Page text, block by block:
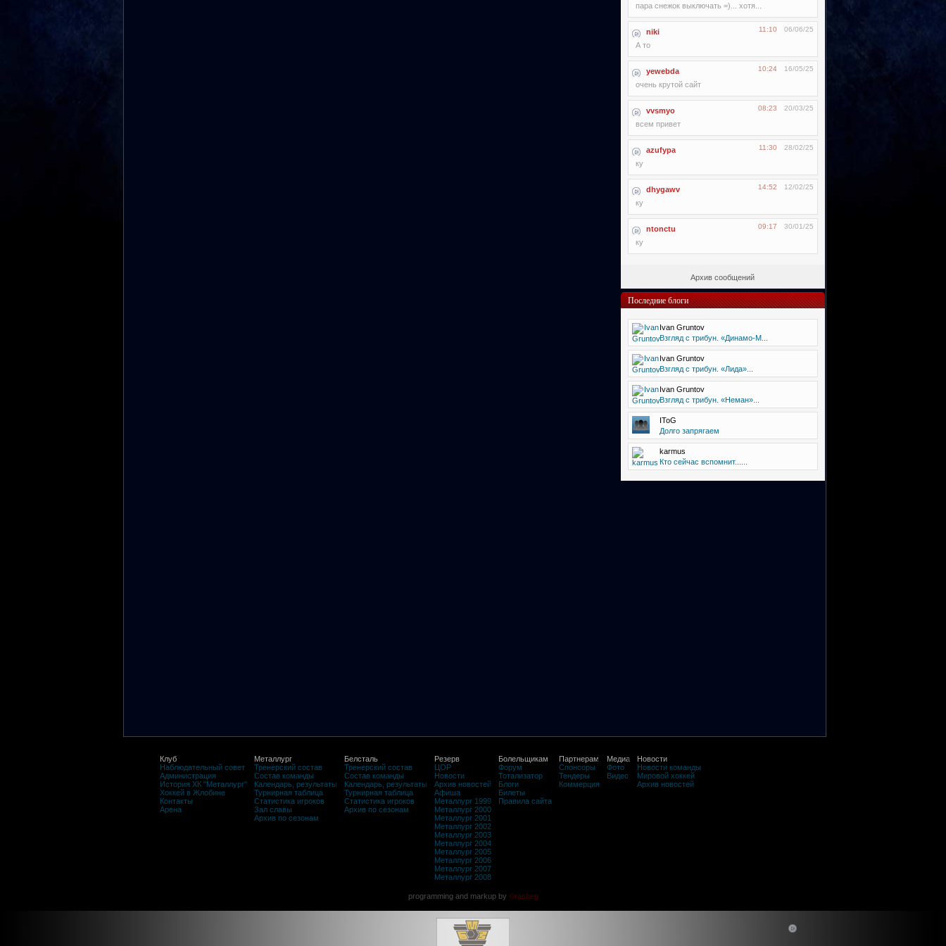
пара снежок выключать =)... хотя...
niki 06/06/25
11:10
А то
yewebda 16/05/25
10:24
очень крутой сайт
vvsmyo 20/03/25
08:23
всем привет
azufypa 28/02/25
11:30
ку
dhygawv 12/02/25
14:52
ку
ntonctu 30/01/25
09:17
ку
Архив сообщений
Последние блоги
Ivan Gruntov
Взгляд с трибун. «Динамо-М...
Ivan Gruntov
Взгляд с трибун. «Лида»...
Ivan Gruntov
Взгляд с трибун. «Неман»...
IToG
Долго запрягаем
karmus
Кто сейчас вспомнит......
Клуб
Наблюдательный совет
Администрация
История ХК "Металлург"
Хоккей в Жлобине
Контакты
Арена
Металлург
Тренерский состав
Состав команды
Календарь, результаты
Турнирная таблица
Статистика игроков
Зал славы
Архив по сезонам
Белсталь
Тренерский состав
Состав команды
Календарь, результаты
Турнирная таблица
Статистика игроков
Архив по сезонам
Резерв
ЦОР
Новости
Архив новостей
Афиша
Металлург 1999
Металлург 2000
Металлург 2001
Металлург 2002
Металлург 2003
Металлург 2004
Металлург 2005
Металлург 2006
Металлург 2007
Металлург 2008
Болельщикам
Форум
Тотализатор
Блоги
Билеты
Правила сайта
Партнерам
Спонсоры
Тендеры
Коммерция
Медиа
Фото
Видео
Новости
Новости команды
Мировой хоккей
Архив новостей
programming and markup by ©rasheg